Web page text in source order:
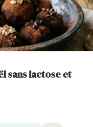
sans lactose et